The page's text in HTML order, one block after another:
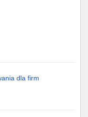
dla firm